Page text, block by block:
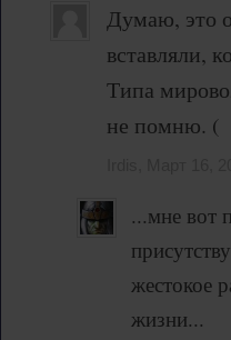
Думаю, это
вставляли,
Типа
не помню. (
...мне вот
жестокое
жизни...